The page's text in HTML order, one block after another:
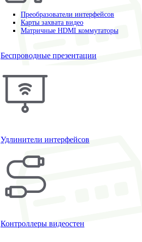
Преобразователи интерфейсов
Карты захвата видео
Матричные HDMI коммутаторы
Беспроводные презентации
Удлинители интерфейсов
Контроллеры видеостен